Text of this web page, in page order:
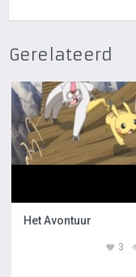
Gerelateerd
Het Avontuur
3